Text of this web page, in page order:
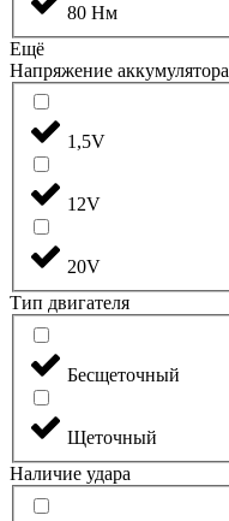
80 Нм
Ещё
Напряжение аккумулятора
1,5V
12V
20V
Тип двигателя
Бесщеточный
Щеточный
Наличие удара